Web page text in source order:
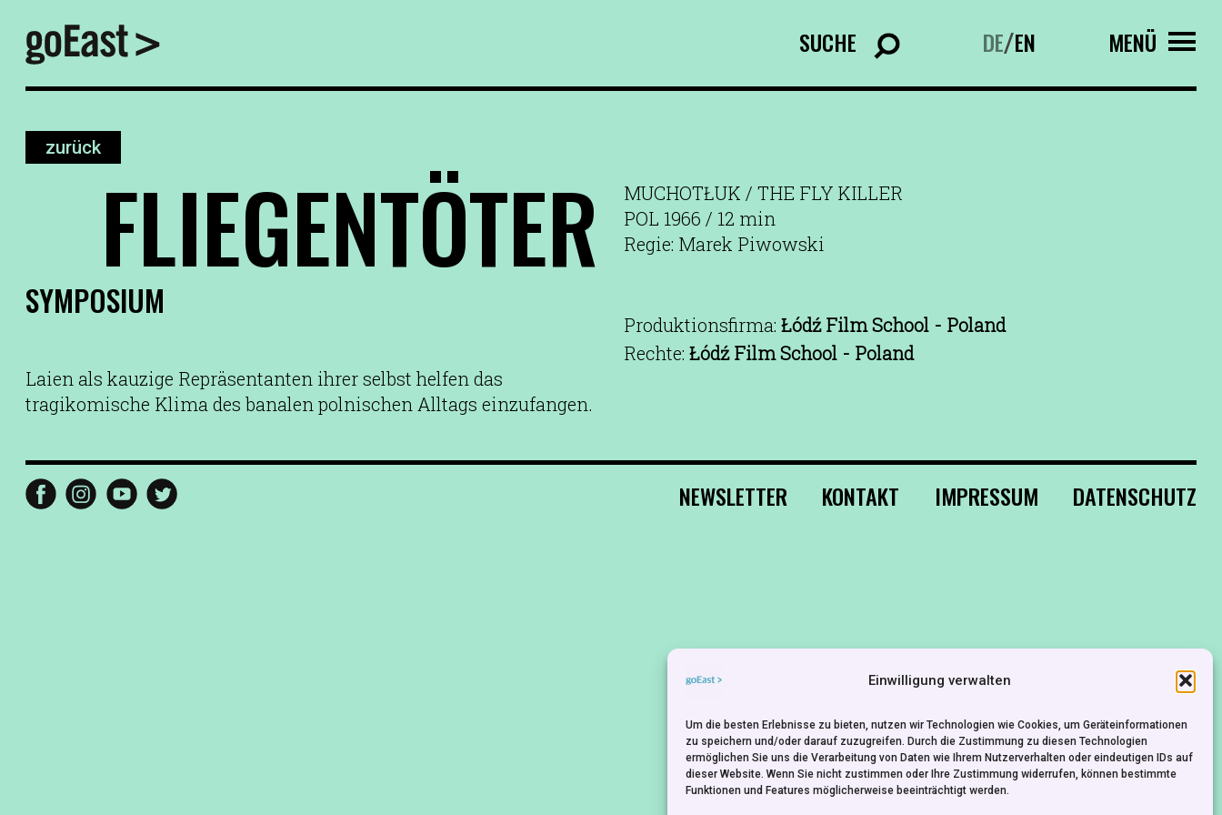
Einwilligung verwalten
Um die besten Erlebnisse zu bieten, nutzen wir Technologien wie Cookies, um Geräteinformationen
zu speichern und/oder darauf zuzugreifen. Durch die Zustimmung zu diesen Technologien
ermöglichen Sie uns die Verarbeitung von Daten wie Ihrem Nutzerverhalten oder eindeutigen IDs auf
dieser Website. Wenn Sie nicht zustimmen oder Ihre Zustimmung widerrufen, können bestimmte
Funktionen und Features möglicherweise beeinträchtigt werden.
SUCHE DE/EN MENÜ
zurück
FLIEGENTÖTER
SYMPOSIUM
Laien als kauzige Repräsentanten ihrer selbst helfen das
tragikomische Klima des banalen polnischen Alltags einzufangen.
MUCHOTŁUK / THE FLY KILLER
POL 1966 / 12 min
Regie: Marek Piwowski
Produktionsfirma: Łódź Film School - Poland
Rechte: Łódź Film School - Poland
NEWSLETTER KONTAKT IMPRESSUM DATENSCHUTZ